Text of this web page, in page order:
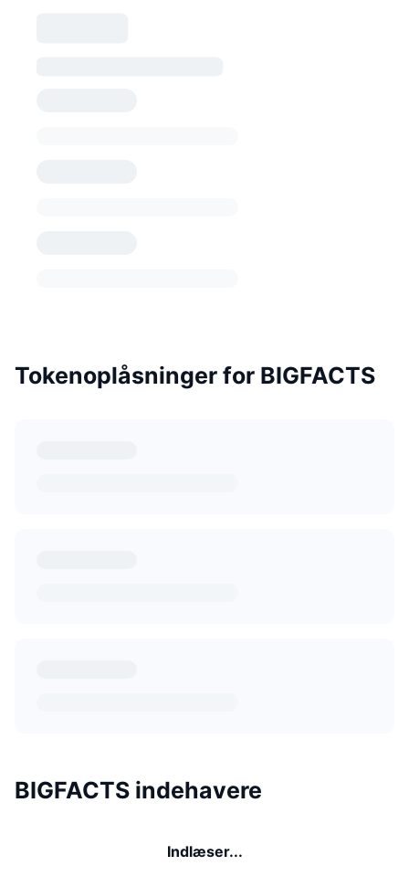
Tokenoplåsninger for BIGFACTS
BIGFACTS indehavere
Indlæser...